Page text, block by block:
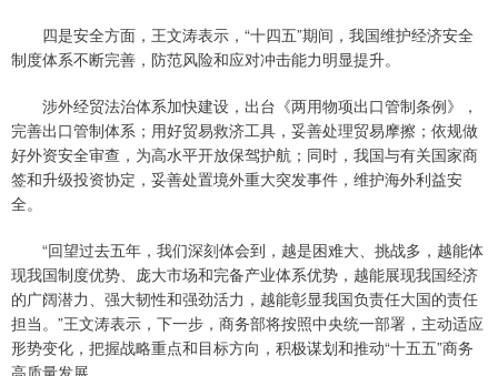
四是安全方面，王文涛表示，“十四五”期间，我国维护经济安全
制度体系不断完善，防范风险和应对冲击能力明显提升。
涉外经贸法治体系加快建设，出台《两用物项出口管制条例》，
完善出口管制体系；用好贸易救济工具，妥善处理贸易摩擦；依规做
好外资安全审查，为高水平开放保驾护航；同时，我国与有关国家商
签和升级投资协定，妥善处置境外重大突发事件，维护海外利益安
全。
“回望过去五年，我们深刻体会到，越是困难大、挑战多，越能体
现我国制度优势、庞大市场和完备产业体系优势，越能展现我国经济
的广阔潜力、强大韧性和强劲活力，越能彰显我国负责任大国的责任
担当。”王文涛表示，下一步，商务部将按照中央统一部署，主动适应
形势变化，把握战略重点和目标方向，积极谋划和推动“十五五”商务
高质量发展。